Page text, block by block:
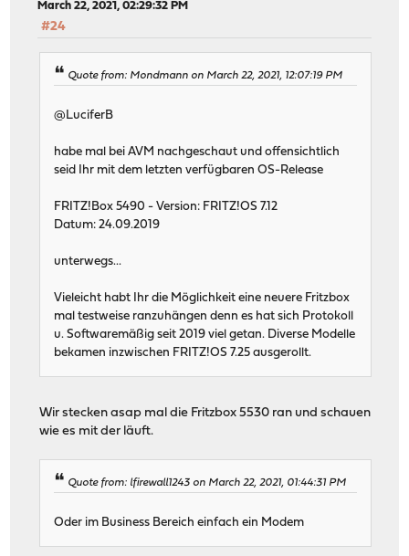
March 22, 2021, 02:29:32 PM
#24
Quote from: Mondmann on March 22, 2021, 12:07:19 PM
@LuciferB
habe mal bei AVM nachgeschaut und offensichtlich
seid Ihr mit dem letzten verfügbaren OS-Release
FRITZ!Box 5490 - Version: FRITZ!OS 7.12
Datum: 24.09.2019
unterwegs...
Vieleicht habt Ihr die Möglichkeit eine neuere Fritzbox
mal testweise ranzuhängen denn es hat sich Protokoll
u. Softwaremäßig seit 2019 viel getan. Diverse Modelle
bekamen inzwischen FRITZ!OS 7.25 ausgerollt.
Wir stecken asap mal die Fritzbox 5530 ran und schauen
wie es mit der läuft.
Quote from: lfirewall1243 on March 22, 2021, 01:44:31 PM
Oder im Business Bereich einfach ein Modem